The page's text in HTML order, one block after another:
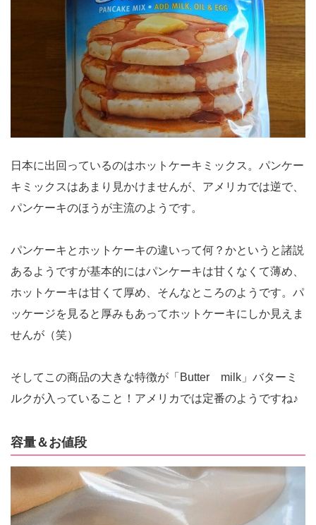
日本に出回っているのはホットケーキミックス。パンケー
キミックスはあまり見かけませんが、アメリカでは逆で、
パンケーキのほうが主流のようです。
パンケーキとホットケーキの違いって何？かというと諸説
あるようですが基本的にはパンケーキは甘くなくて薄め、
ホットケーキは甘くて厚め、そんなところのようです。パ
ッケージを見ると厚みもあってホットケーキにしか見えま
せんが（笑）
そしてこの商品の大きな特徴が「Butter milk」バターミ
ルクが入っていること！アメリカでは定番のようですね♪
容量＆お値段